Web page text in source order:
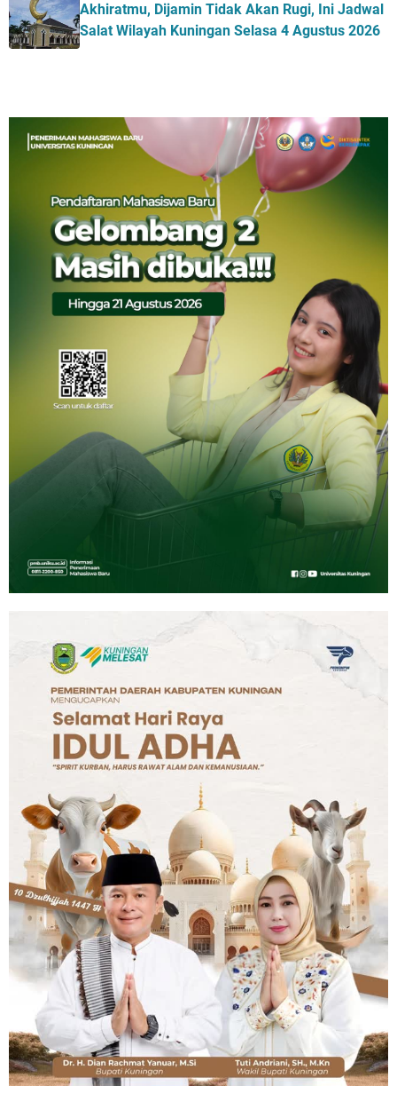
Akhiratmu, Dijamin Tidak Akan Rugi, Ini Jadwal
Salat Wilayah Kuningan Selasa 4 Agustus 2026